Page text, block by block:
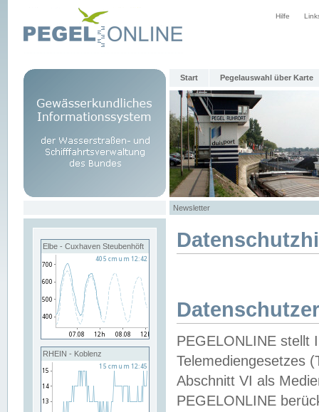
Hilfe
Start Pegelauswahl über Karte
Newsletter
Elbe - Cuxhaven Steubenhöft
RHEIN - Koblenz
PEGELONLINE stellt
Telemediengesetzes
Abschnitt VI als
PEGELONLINE